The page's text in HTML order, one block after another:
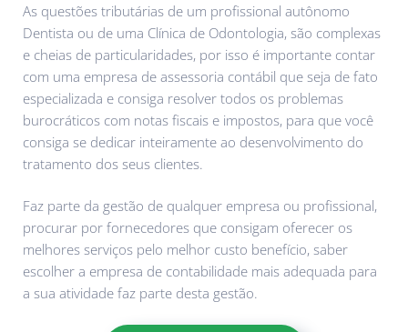
As questões tributárias de um profissional autônomo
Dentista ou de uma Clínica de Odontologia, são complexas
e cheias de particularidades, por isso é importante contar
com uma empresa de assessoria contábil que seja de fato
especializada e consiga resolver todos os problemas
burocráticos com notas fiscais e impostos, para que você
consiga se dedicar inteiramente ao desenvolvimento do
tratamento dos seus clientes.
Faz parte da gestão de qualquer empresa ou profissional,
procurar por fornecedores que consigam oferecer os
melhores serviços pelo melhor custo benefício, saber
escolher a empresa de contabilidade mais adequada para
a sua atividade faz parte desta gestão.